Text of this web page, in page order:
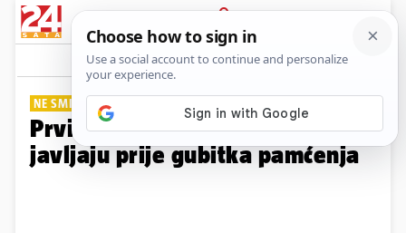
PRIJAVA
Galerija Komentari
NE SMIJETE IH ZANEMARITI
Prvi signali demencije koji se
javljaju prije gubitka pamćenja